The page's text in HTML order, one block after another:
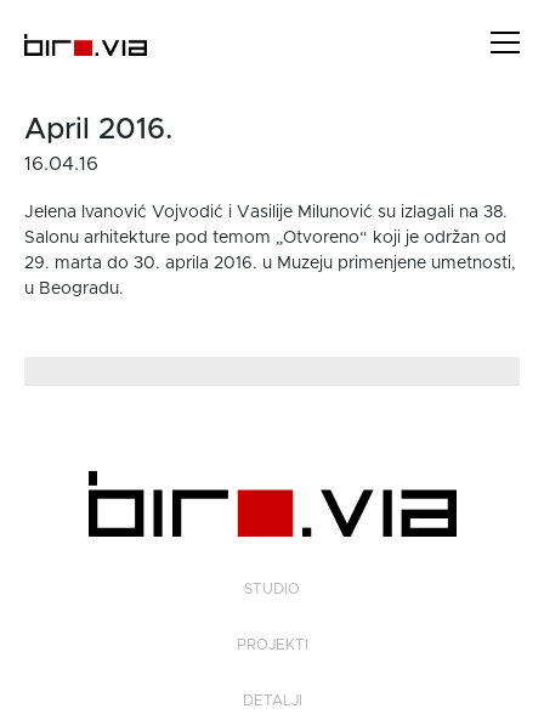
April 2016.
16.04.16
Jelena Ivanović Vojvodić i Vasilije Milunović su izlagali na 38.
Salonu arhitekture pod temom „Otvoreno“ koji je održan od
29. marta do 30. aprila 2016. u Muzeju primenjene umetnosti,
u Beogradu.
STUDIO
PROJEKTI
DETALJI